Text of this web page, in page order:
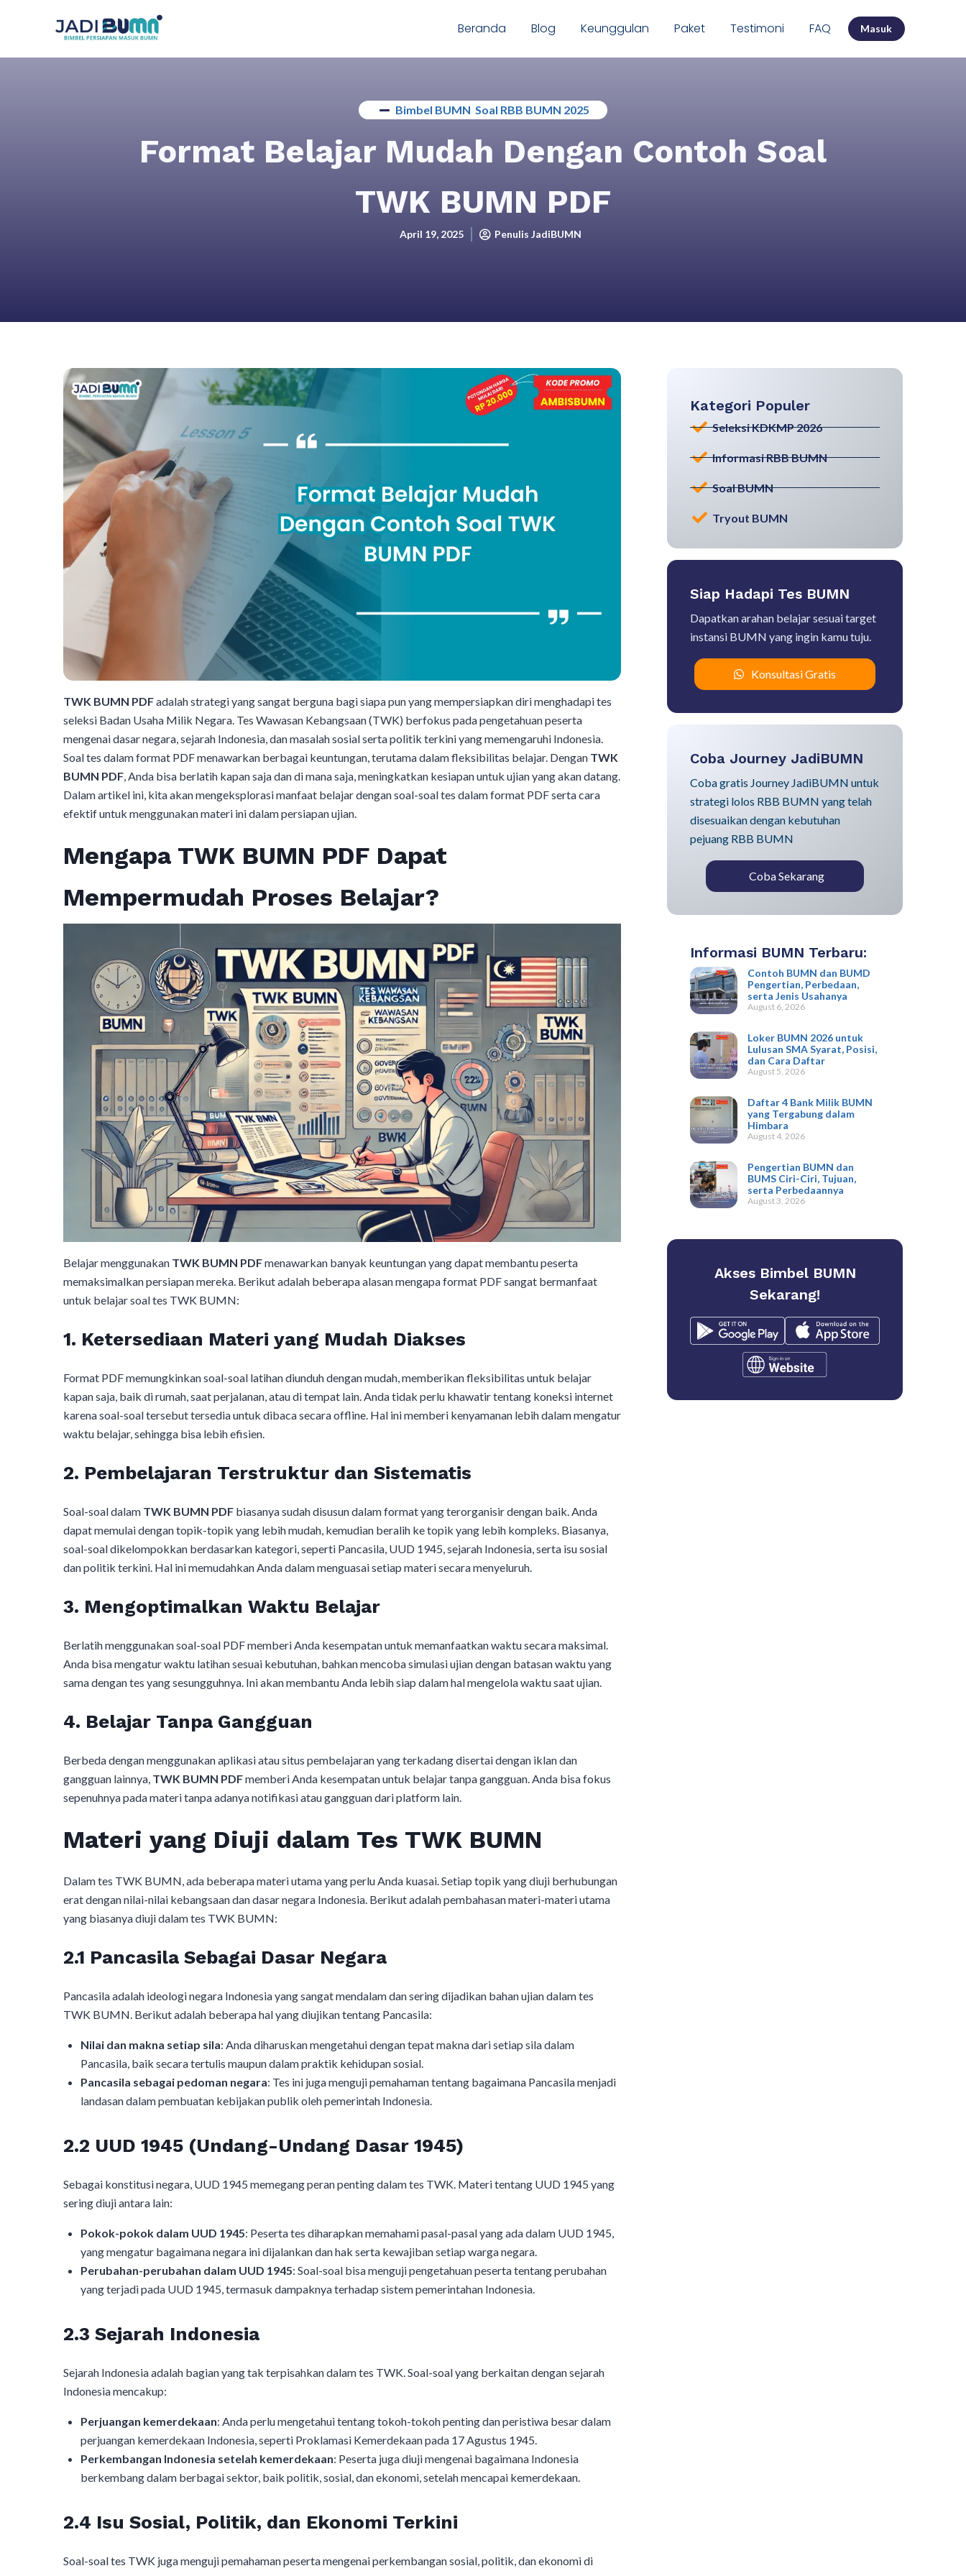
Beranda Blog Keunggulan Paket Testimoni FAQ Masuk
Bimbel BUMN Soal RBB BUMN 2025
Format Belajar Mudah Dengan Contoh Soal
TWK BUMN PDF
April 19, 2025 Penulis JadiBUMN
TWK BUMN PDFadalah strategi yang sangat berguna bagi siapa pun yang mempersiapkan diri menghadapi tes
seleksi Badan Usaha Milik Negara. Tes Wawasan Kebangsaan (TWK) berfokus pada pengetahuan peserta
mengenai dasar negara, sejarah Indonesia, dan masalah sosial serta politik terkini yang memengaruhi Indonesia.
Soal tes dalam format PDF menawarkan berbagai keuntungan, terutama dalam fleksibilitas belajar. Dengan TWK
BUMN PDF, Anda bisa berlatih kapan saja dan di mana saja, meningkatkan kesiapan untuk ujian yang akan datang.
Dalam artikel ini, kita akan mengeksplorasi manfaat belajar dengan soal-soal tes dalam format PDF serta cara
efektif untuk menggunakan materi ini dalam persiapan ujian.
Mengapa TWK BUMN PDF Dapat
Mempermudah Proses Belajar?
Belajar menggunakan TWK BUMN PDFmenawarkan banyak keuntungan yang dapat membantu peserta
memaksimalkan persiapan mereka. Berikut adalah beberapa alasan mengapa format PDF sangat bermanfaat
untuk belajar soal tes TWK BUMN:
1. Ketersediaan Materi yang Mudah Diakses
Format PDF memungkinkan soal-soal latihan diunduh dengan mudah, memberikan fleksibilitas untuk belajar
kapan saja, baik di rumah, saat perjalanan, atau di tempat lain. Anda tidak perlu khawatir tentang koneksi internet
karena soal-soal tersebut tersedia untuk dibaca secara offline. Hal ini memberi kenyamanan lebih dalam mengatur
waktu belajar, sehingga bisa lebih efisien.
2. Pembelajaran Terstruktur dan Sistematis
Soal-soal dalam TWK BUMN PDF biasanya sudah disusun dalam format yang terorganisir dengan baik. Anda
dapat memulai dengan topik-topik yang lebih mudah, kemudian beralih ke topik yang lebih kompleks. Biasanya,
soal-soal dikelompokkan berdasarkan kategori, seperti Pancasila, UUD 1945, sejarah Indonesia, serta isu sosial
dan politik terkini. Hal ini memudahkan Anda dalam menguasai setiap materi secara menyeluruh.
3. Mengoptimalkan Waktu Belajar
Berlatih menggunakan soal-soal PDF memberi Anda kesempatan untuk memanfaatkan waktu secara maksimal.
Anda bisa mengatur waktu latihan sesuai kebutuhan, bahkan mencoba simulasi ujian dengan batasan waktu yang
sama dengan tes yang sesungguhnya. Ini akan membantu Anda lebih siap dalam hal mengelola waktu saat ujian.
4. Belajar Tanpa Gangguan
Berbeda dengan menggunakan aplikasi atau situs pembelajaran yang terkadang disertai dengan iklan dan
gangguan lainnya, TWK BUMN PDFmemberi Anda kesempatan untuk belajar tanpa gangguan. Anda bisa fokus
sepenuhnya pada materi tanpa adanya notifikasi atau gangguan dari platform lain.
Materi yang Diuji dalam Tes TWK BUMN
Dalam tes TWK BUMN, ada beberapa materi utama yang perlu Anda kuasai. Setiap topik yang diuji berhubungan
erat dengan nilai-nilai kebangsaan dan dasar negara Indonesia. Berikut adalah pembahasan materi-materi utama
yang biasanya diuji dalam tes TWK BUMN:
2.1 Pancasila Sebagai Dasar Negara
Pancasila adalah ideologi negara Indonesia yang sangat mendalam dan sering dijadikan bahan ujian dalam tes
TWK BUMN. Berikut adalah beberapa hal yang diujikan tentang Pancasila:
Nilai dan makna setiap sila: Anda diharuskan mengetahui dengan tepat makna dari setiap sila dalam
Pancasila, baik secara tertulis maupun dalam praktik kehidupan sosial.
Pancasila sebagai pedoman negara: Tes ini juga menguji pemahaman tentang bagaimana Pancasila menjadi
landasan dalam pembuatan kebijakan publik oleh pemerintah Indonesia.
2.2 UUD 1945 (Undang-Undang Dasar 1945)
Sebagai konstitusi negara, UUD 1945 memegang peran penting dalam tes TWK. Materi tentang UUD 1945 yang
sering diuji antara lain:
Pokok-pokok dalam UUD 1945: Peserta tes diharapkan memahami pasal-pasal yang ada dalam UUD 1945,
yang mengatur bagaimana negara ini dijalankan dan hak serta kewajiban setiap warga negara.
Perubahan-perubahan dalam UUD 1945: Soal-soal bisa menguji pengetahuan peserta tentang perubahan
yang terjadi pada UUD 1945, termasuk dampaknya terhadap sistem pemerintahan Indonesia.
2.3 Sejarah Indonesia
Sejarah Indonesia adalah bagian yang tak terpisahkan dalam tes TWK. Soal-soal yang berkaitan dengan sejarah
Indonesia mencakup:
Perjuangan kemerdekaan: Anda perlu mengetahui tentang tokoh-tokoh penting dan peristiwa besar dalam
perjuangan kemerdekaan Indonesia, seperti Proklamasi Kemerdekaan pada 17 Agustus 1945.
Perkembangan Indonesia setelah kemerdekaan: Peserta juga diuji mengenai bagaimana Indonesia
berkembang dalam berbagai sektor, baik politik, sosial, dan ekonomi, setelah mencapai kemerdekaan.
2.4 Isu Sosial, Politik, dan Ekonomi Terkini
Soal-soal tes TWK juga menguji pemahaman peserta mengenai perkembangan sosial, politik, dan ekonomi di
Kategori Populer
Seleksi KDKMP 2026
Informasi RBB BUMN
Soal BUMN
Tryout BUMN
Siap Hadapi Tes BUMN
Dapatkan arahan belajar sesuai target
instansi BUMN yang ingin kamu tuju.
Konsultasi Gratis
Coba Journey JadiBUMN
Coba gratis Journey JadiBUMN untuk
strategi lolos RBB BUMN yang telah
disesuaikan dengan kebutuhan
pejuang RBB BUMN
Coba Sekarang
Informasi BUMN Terbaru:
Contoh BUMN dan BUMD
Pengertian, Perbedaan,
serta Jenis Usahanya
August 6, 2026
Loker BUMN 2026 untuk
Lulusan SMA Syarat, Posisi,
dan Cara Daftar
August 5, 2026
Daftar 4 Bank Milik BUMN
yang Tergabung dalam
Himbara
August 4, 2026
Pengertian BUMN dan
BUMS Ciri-Ciri, Tujuan,
serta Perbedaannya
August 3, 2026
Akses Bimbel BUMN
Sekarang!